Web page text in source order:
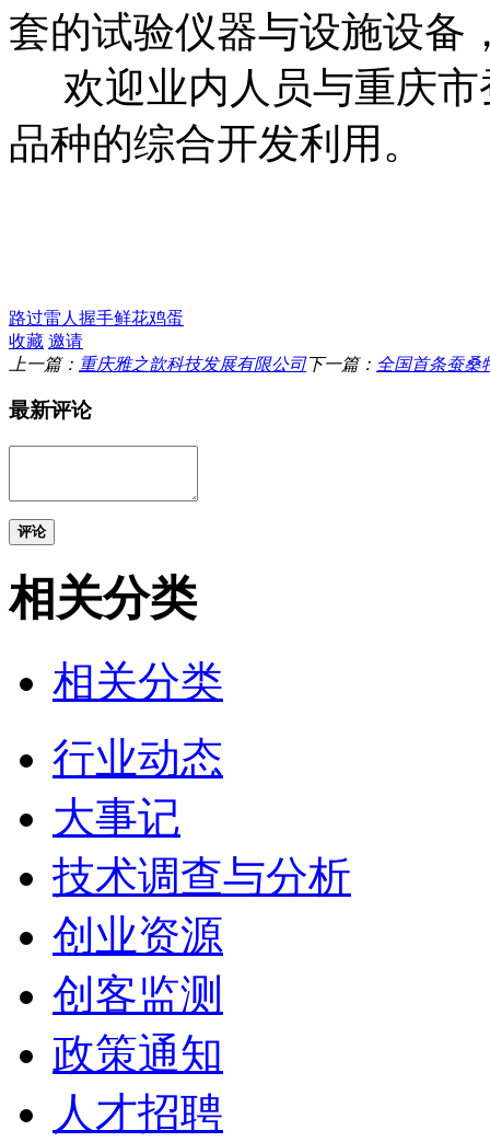
套的试验仪器与设施设备
欢迎业内人员与重庆市
品种的综合开发利用。
路过雷人 握手鲜花鸡蛋
收藏 邀请
上一篇： 重庆雅之歆科技发展有限公司下一篇： 全国首条蚕桑
最新评论
评论
相关分类
相关分类
行业动态
大事记
技术调查与分析
创业资源
创客监测
政策通知
人才招聘